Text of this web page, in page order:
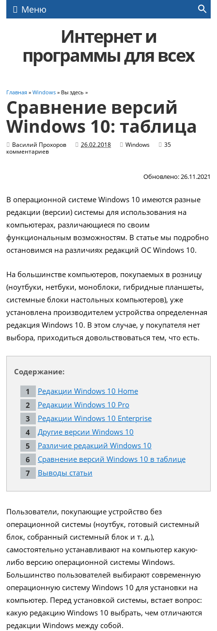
Меню
Интернет и
программы для всех
Главная »Windows » Вы здесь »
Сравнение версий
Windows 10: таблица
Василий Прохоров 26.02.2018 Windows
35
комментариев
Обновлено: 26.11.2021
В операционной системе Windows 10 имеются разные
редакции (версии) системы для использования на
компьютерах, различающиеся по своим
функциональным возможностям. В статье мы подробно
остановимся на различиях редакций ОС Windows 10.
На большинстве компьютеров, покупаемых в розницу
(ноутбуки, нетбуки, моноблоки, гибридные планшеты,
системные блоки настольных компьютеров), уже
установлена производителем устройства определенная
редакция Windows 10. В этом случае, у покупателя нет
выбора, приходиться довольствоваться тем, что есть.
Содержание:
Редакции Windows 10 Home
Редакции Windows 10 Pro
Редакции Windows 10 Enterprise
Другие версии Windows 10
Различие редакций Windows 10
Сравнение версий Windows 10 в таблице
Выводы статьи
Пользователи, покупающие устройство без
операционной системы (ноутбук, готовый системный
блок, собранный системный блок и т. д.),
самостоятельно устанавливают на компьютер какую-
либо версию операционной системы Windows.
Большинство пользователей выбирают современную
операционную систему Windows 10 для установки на
компьютер. Перед установкой системы, встает вопрос:
какую редакцию Windows 10 выбрать, чем отличаются
редакции Windows между собой.